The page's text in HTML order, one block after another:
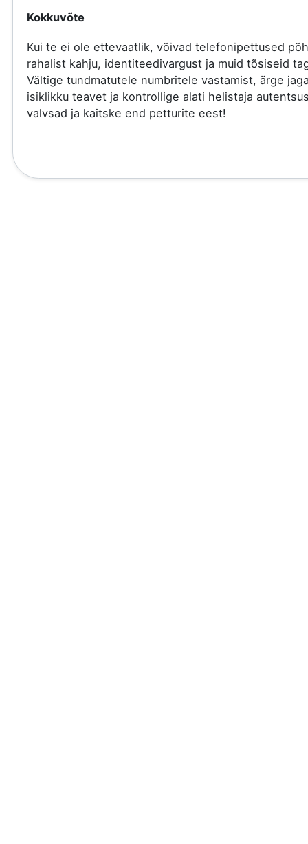
Kokkuvõte
Kui te ei ole ettevaatlik, võivad telefonipettused
rahalist kahju, identiteedivargust ja muid tõsiseid
Vältige tundmatutele numbritele vastamist, ärge
isiklikku teavet ja kontrollige alati helistaja
valvsad ja kaitske end petturite eest!